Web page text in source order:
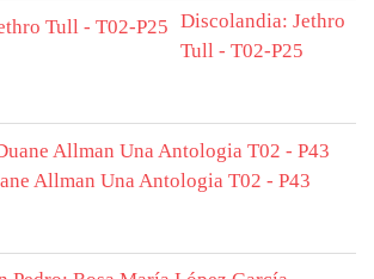
Discolandia: Jethro
Tull - T02-P25
Allman Una Antologia T02 - P43